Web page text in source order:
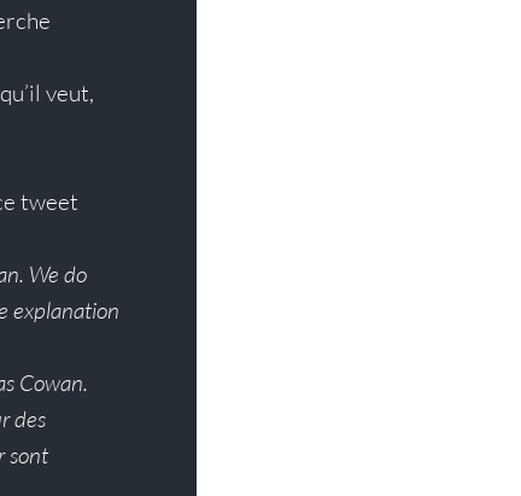
veut,
tweet
We do
explanation
Cowan.
des
sont